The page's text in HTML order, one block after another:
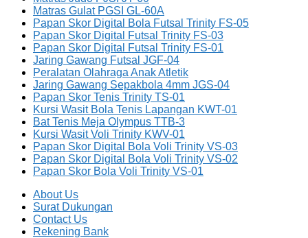
Matras Gulat PGSI GL-60A
Papan Skor Digital Bola Futsal Trinity FS-05
Papan Skor Digital Futsal Trinity FS-03
Papan Skor Digital Futsal Trinity FS-01
Jaring Gawang Futsal JGF-04
Peralatan Olahraga Anak Atletik
Jaring Gawang Sepakbola 4mm JGS-04
Papan Skor Tenis Trinity TS-01
Kursi Wasit Bola Tenis Lapangan KWT-01
Bat Tenis Meja Olympus TTB-3
Kursi Wasit Voli Trinity KWV-01
Papan Skor Digital Bola Voli Trinity VS-03
Papan Skor Digital Bola Voli Trinity VS-02
Papan Skor Bola Voli Trinity VS-01
About Us
Surat Dukungan
Contact Us
Rekening Bank